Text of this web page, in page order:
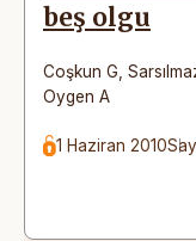
beş olgu
Coşkun G
Oygen A
1 Haziran 2010